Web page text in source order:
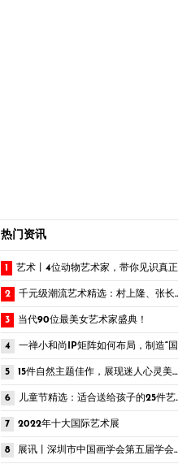
热门资讯
1 艺术丨4位动物艺术家，带你见识真正的「野兽派」风格
2 千元级潮流艺术精选：村上隆、张长江、赵一浅新作，不容错过
3 当代90位最美女艺术家盛典！
4 一禅小和尚IP矩阵如何布局，制造“国风爆款”？
5 15件自然主题佳作，展现迷人心灵美景，值得拥有
6 儿童节精选：适合送给孩子的25件艺术品，纯真美好不容错过
7 2022年十大国际艺术展
8 展讯丨深圳市中国画学会第五届学会展——山水画提名展